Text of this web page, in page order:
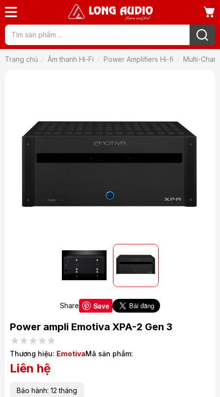
Trang chủ Âm thanh Hi-Fi Power Amplifiers Hi-fi Multi-
Share Save
Power ampli Emotiva XPA-2 Gen 3
Thương hiệu: EmotivaMã sản phẩm:
Liên hệ
Bảo hành: 12 tháng